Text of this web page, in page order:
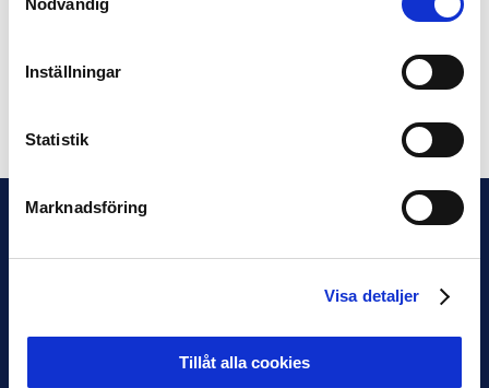
Inställningar
Statistik
Marknadsföring
Visa detaljer
Tillåt alla cookies
Schough.
Robert Johansson / FOTO: Svenska Spel och Bildbyrån